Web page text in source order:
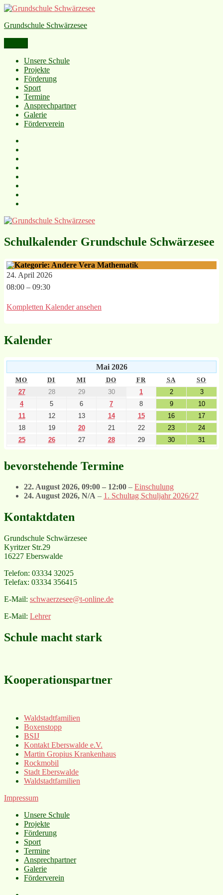
Grundschule Schwärzesee
Unsere Schule
Projekte
Förderung
Sport
Termine
Ansprechpartner
Galerie
Förderverein
Schulkalender Grundschule Schwärzesee
Vera Mathematik
24. April 2026
08:00 – 09:30
Kompletten Kalender ansehen
Kalender
Mai 2026
MO DI MI DO FR SA SO
27 28 29 30 1 2
3
4
5 6 7 8 9
10
11
12 13 14 15 16
17
18
19 20 21 22 23
24
25
26 27 28 29 30 31
bevorstehende Termine
22. August 2026, 09:00 – 12:00 – Einschulung
24. August 2026, N/A – 1. Schultag Schuljahr 2026/27
Kontaktdaten
Grundschule Schwärzesee
Kyritzer Str.29
16227 Eberswalde
Telefon: 03334 32025
Telefax: 03334 356415
E-Mail: schwaerzesee@t-online.de
E-Mail: Lehrer
Schule macht stark
Kooperationspartner
Waldstadtfamilien
Boxenstopp
BSIJ
Kontakt Eberswalde e.V.
Martin Gropius Krankenhaus
Rockmobil
Stadt Eberswalde
Waldstadtfamilien
Impressum
Unsere Schule
Projekte
Förderung
Sport
Termine
Ansprechpartner
Galerie
Förderverein